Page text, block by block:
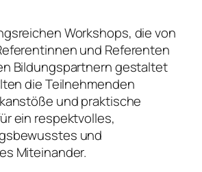
Workshops, die von
und Referenten
Bildungspartnern gestaltet
die Teilnehmenden
und praktische
ein respektvolles,
und
Miteinander.